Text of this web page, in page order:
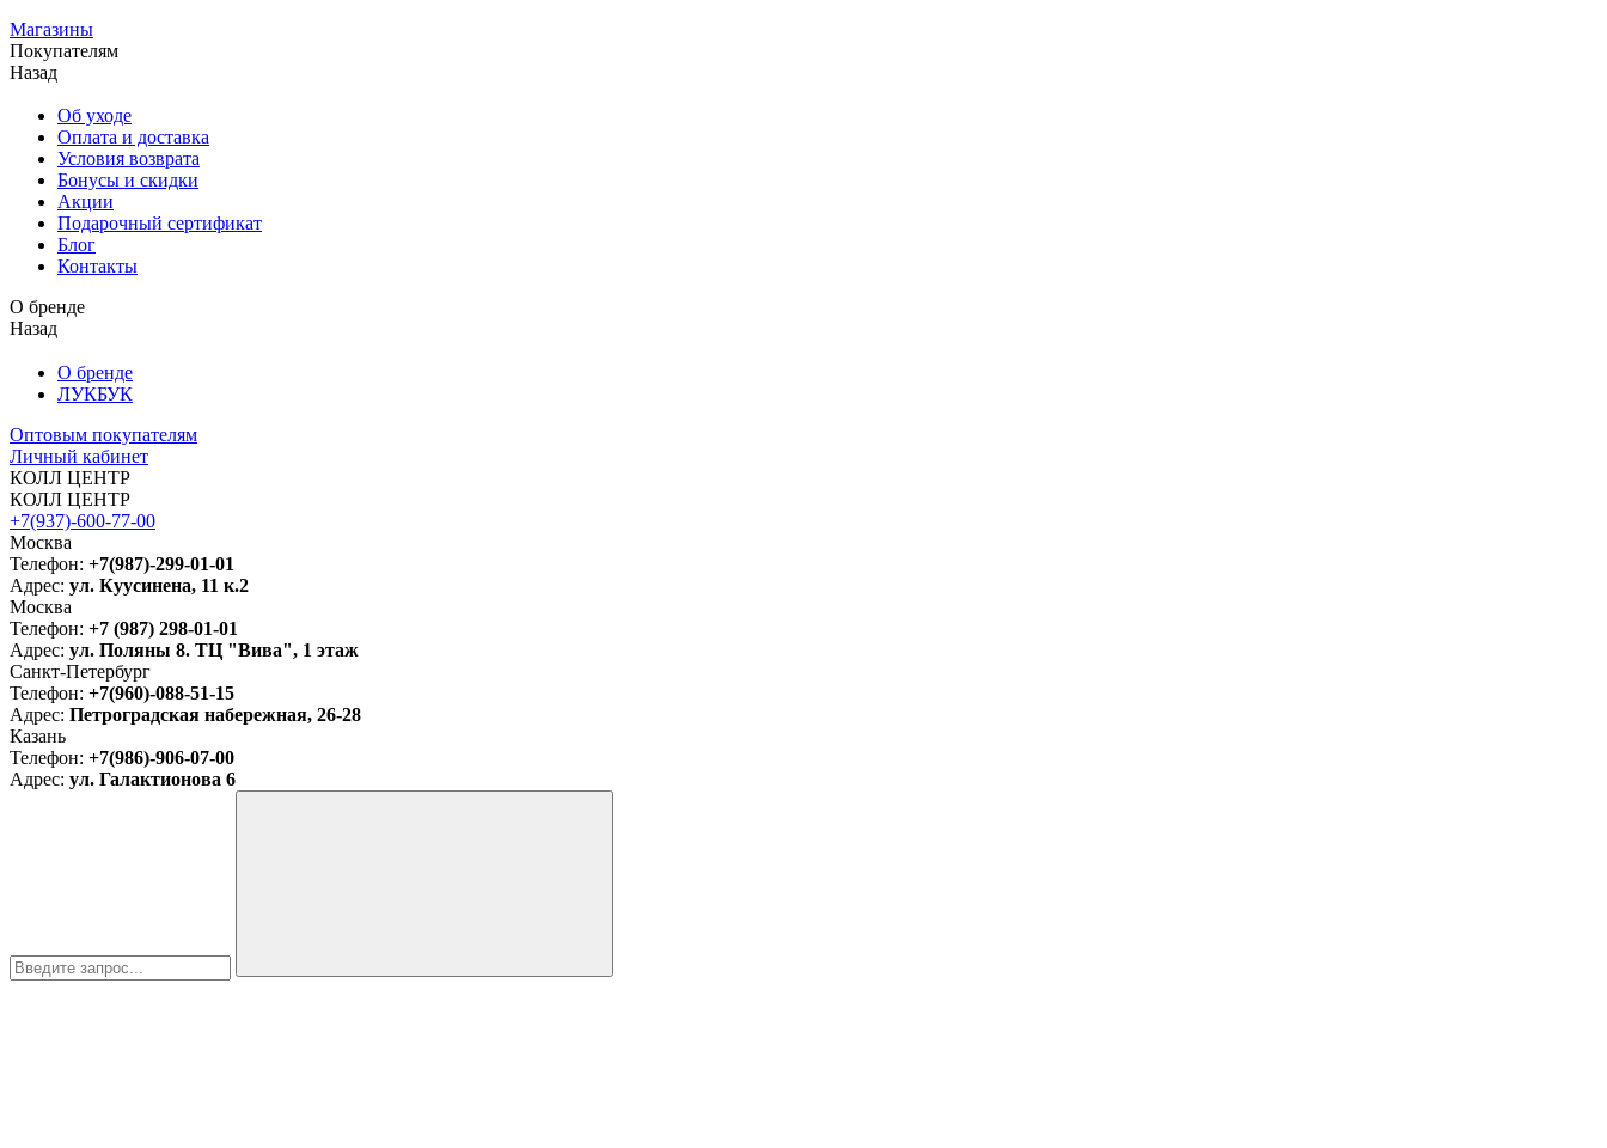
Магазины
Покупателям
Назад
Об уходе
Оплата и доставка
Условия возврата
Бонусы и скидки
Акции
Подарочный сертификат
Блог
Контакты
О бренде
Назад
О бренде
ЛУКБУК
Оптовым покупателям
Личный кабинет
КОЛЛ ЦЕНТР
КОЛЛ ЦЕНТР
+7(937)-600-77-00
Москва
Телефон: +7(987)-299-01-01
Адрес: ул. Куусинена, 11 к.2
Москва
Телефон: +7 (987) 298-01-01
Адрес: ул. Поляны 8. ТЦ "Вива", 1 этаж
Санкт-Петербург
Телефон: +7(960)-088-51-15
Адрес: Петроградская набережная, 26-28
Казань
Телефон: +7(986)-906-07-00
Адрес: ул. Галактионова 6